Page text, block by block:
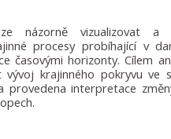
názorně vizualizovat a
procesy probíhající v
časovými horizonty. Cílem
krajinného pokryvu ve
provedena interpretace